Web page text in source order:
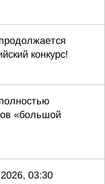
конкурс!
«большой
03:30